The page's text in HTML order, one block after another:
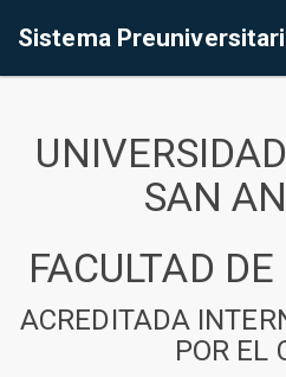
Sistema
SAN
FACULTAD
ACREDITADA
POR EL